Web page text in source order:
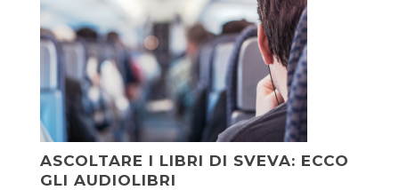
ASCOLTARE I LIBRI DI SVEVA: ECCO
GLI AUDIOLIBRI